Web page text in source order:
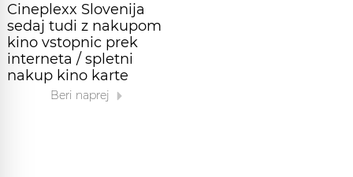
Cineplexx Slovenija
sedaj tudi z nakupom
kino vstopnic prek
interneta / spletni
nakup kino karte
Beri naprej